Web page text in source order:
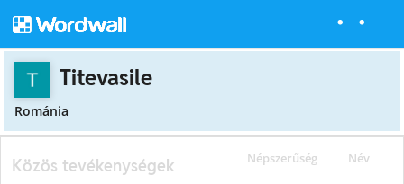
Titevasile
Románia
Népszerűség Név
Közös tevékenységek